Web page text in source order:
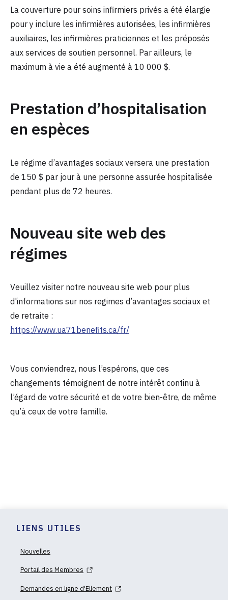
La couverture pour soins infirmiers privés a été élargie
pour y inclure les infirmières autorisées, les infirmières
auxiliaires, les infirmières praticiennes et les préposés
aux services de soutien personnel. Par ailleurs, le
maximum à vie a été augmenté à 10 000 $.
Prestation d’hospitalisation
en espèces
Le régime d’avantages sociaux versera une prestation
de 150 $ par jour à une personne assurée hospitalisée
pendant plus de 72 heures.
Nouveau site web des
régimes
Veuillez visiter notre nouveau site web pour plus
d'informations sur nos regimes d’avantages sociaux et
de retraite :
https://www.ua71benefits.ca/fr/
Vous conviendrez, nous l’espérons, que ces
changements témoignent de notre intérêt continu à
l’égard de votre sécurité et de votre bien-être, de même
qu’à ceux de votre famille.
LIENS UTILES
Nouvelles
Portail des Membres
Demandes en ligne d'Ellement